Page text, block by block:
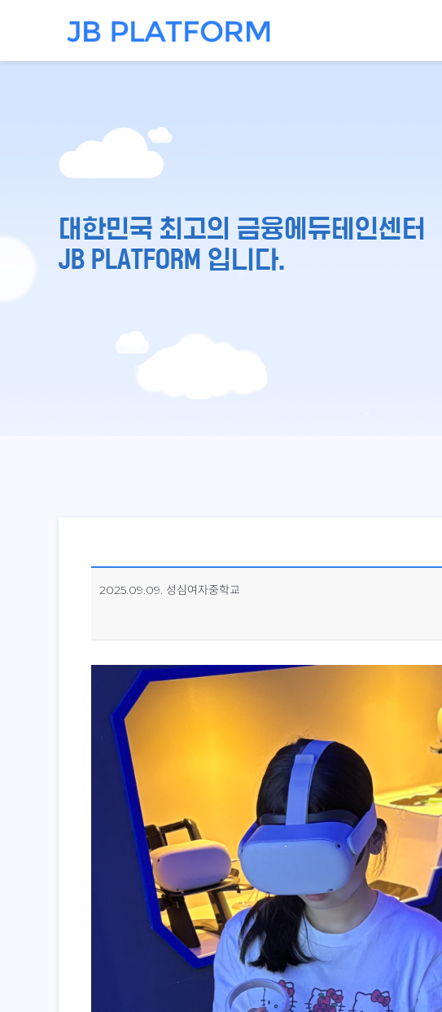
대한민국 최고의 금융에듀테인센터
JB PLATFORM 입니다.
2025.09.09. 성심여자중학교